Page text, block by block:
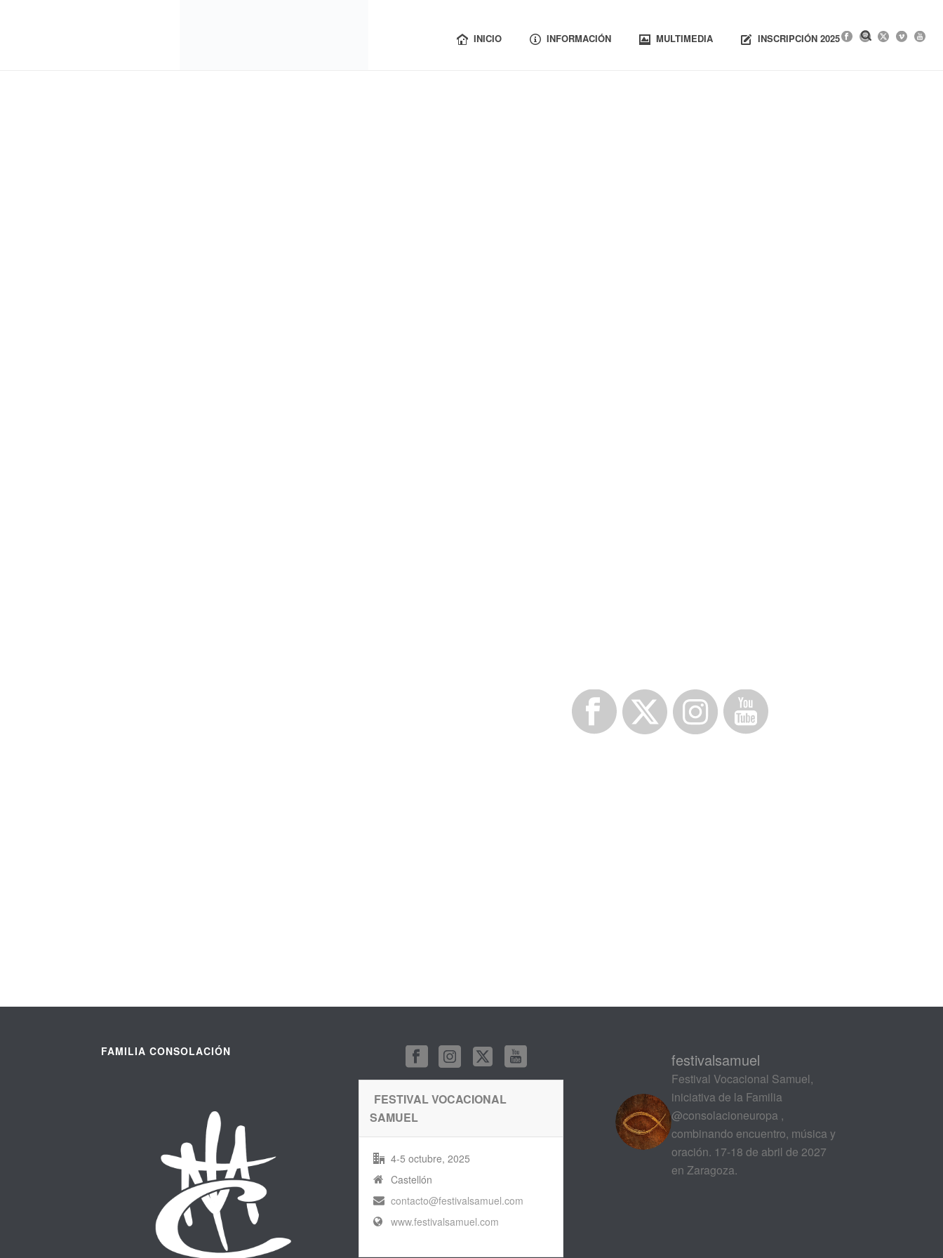
INICIO INFORMACIÓN MULTIMEDIA INSCRIPCIÓN 2025
FAMILIA CONSOLACIÓN
FESTIVAL VOCACIONAL
SAMUEL
4-5 octubre, 2025
Castellón
contacto@festivalsamuel.com
www.festivalsamuel.com
festivalsamuel
Festival Vocacional Samuel,
iniciativa de la Familia
@consolacioneuropa ,
combinando encuentro, música y
oración. 17-18 de abril de 2027
en Zaragoza.